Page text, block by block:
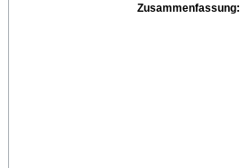
Zusammenfassung: